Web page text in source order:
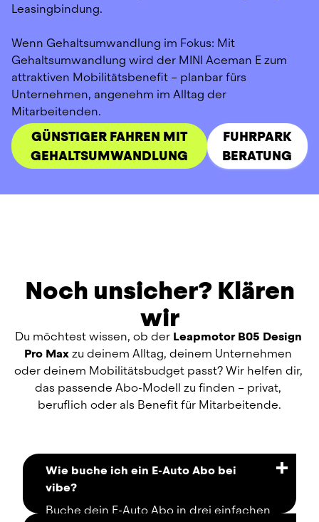
Leasingbindung.
Wenn Gehaltsumwandlung im Fokus: Mit
Gehaltsumwandlung wird der MINI Aceman E zum
attraktiven Mobilitätsbenefit – planbar fürs
Unternehmen, angenehm im Alltag der
Mitarbeitenden.
GÜNSTIGER FAHREN MIT
GEHALTSUMWANDLUNG
FUHRPARK
BERATUNG
Noch unsicher? Klären
wir
Du möchtest wissen, ob der Leapmotor B05 Design
Pro Max zu deinem Alltag, deinem Unternehmen
oder deinem Mobilitätsbudget passt? Wir helfen dir,
das passende Abo-Modell zu finden – privat,
beruflich oder als Benefit für Mitarbeitende.
Wie buche ich ein E-Auto Abo bei
vibe?
Buche dein E-Auto Abo in drei einfachen